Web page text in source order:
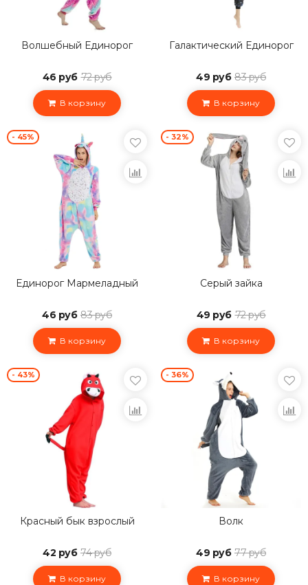
Волшебный Единорог
46 руб 72 руб
В корзину
Галактический Единорог
49 руб 83 руб
В корзину
- 45%
Единорог Мармеладный
46 руб 83 руб
В корзину
- 32%
Серый зайка
49 руб 72 руб
В корзину
- 43%
Красный бык взрослый
42 руб 74 руб
В корзину
- 36%
Волк
49 руб 77 руб
В корзину